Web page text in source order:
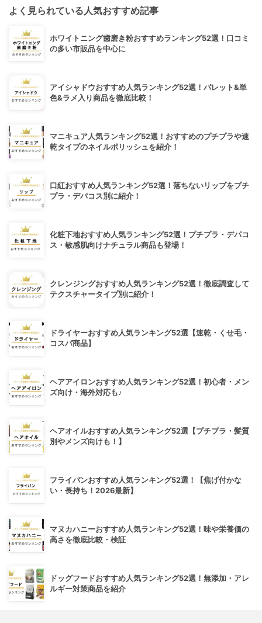
よく見られている人気おすすめ記事
ホワイトニング歯磨き粉おすすめランキング52選！口コミ
の多い市販品を中心に
アイシャドウおすすめ人気ランキング52選！パレット&単
色&ラメ入り商品を徹底比較！
マニキュア人気ランキング52選！おすすめのプチプラや速
乾タイプのネイルポリッシュを紹介！
口紅おすすめ人気ランキング52選！落ちないリップをプチ
プラ・デパコス別に紹介！
化粧下地おすすめ人気ランキング52選！プチプラ・デパコ
ス・敏感肌向けナチュラル商品も登場！
クレンジングおすすめ人気ランキング52選！徹底調査して
テクスチャータイプ別に紹介！
ドライヤーおすすめ人気ランキング52選【速乾・くせ毛・
コスパ商品】
ヘアアイロンおすすめ人気ランキング52選！初心者・メン
ズ向け・海外対応も♪
ヘアオイルおすすめ人気ランキング52選【プチプラ・髪質
別やメンズ向けも！】
フライパンおすすめ人気ランキング52選！【焦げ付かな
い・長持ち！2026最新】
マヌカハニーおすすめ人気ランキング52選！味や栄養価の
高さを徹底比較・検証
ドッグフードおすすめ人気ランキング52選！無添加・アレ
ルギー対策商品を紹介